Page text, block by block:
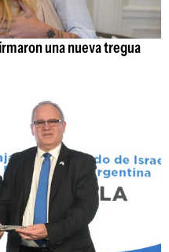
una nueva tregua